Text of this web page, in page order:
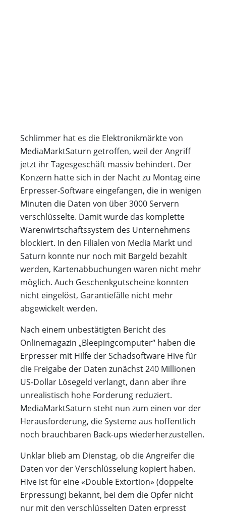
Schlimmer hat es die Elektronikmärkte von
MediaMarktSaturn getroffen, weil der Angriff
jetzt ihr Tagesgeschäft massiv behindert. Der
Konzern hatte sich in der Nacht zu Montag eine
Erpresser-Software eingefangen, die in wenigen
Minuten die Daten von über 3000 Servern
verschlüsselte. Damit wurde das komplette
Warenwirtschaftssystem des Unternehmens
blockiert. In den Filialen von Media Markt und
Saturn konnte nur noch mit Bargeld bezahlt
werden, Kartenabbuchungen waren nicht mehr
möglich. Auch Geschenkgutscheine konnten
nicht eingelöst, Garantiefälle nicht mehr
abgewickelt werden.
Nach einem unbestätigten Bericht des
Onlinemagazin „Bleepingcomputer“ haben die
Erpresser mit Hilfe der Schadsoftware Hive für
die Freigabe der Daten zunächst 240 Millionen
US-Dollar Lösegeld verlangt, dann aber ihre
unrealistisch hohe Forderung reduziert.
MediaMarktSaturn steht nun zum einen vor der
Herausforderung, die Systeme aus hoffentlich
noch brauchbaren Back-ups wiederherzustellen.
Unklar blieb am Dienstag, ob die Angreifer die
Daten vor der Verschlüsselung kopiert haben.
Hive ist für eine «Double Extortion» (doppelte
Erpressung) bekannt, bei dem die Opfer nicht
nur mit den verschlüsselten Daten erpresst